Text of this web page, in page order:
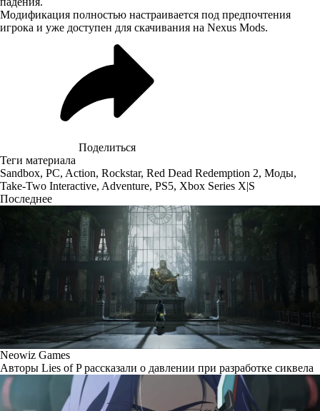
Модификация полностью настраивается под предпочтения
игрока и уже доступен для скачивания на Nexus Mods.
Поделиться
Теги материала
Sandbox, PC, Action, Rockstar, Red Dead Redemption 2, Моды,
Take-Two Interactive, Adventure, PS5, Xbox Series X|S
Последнее
Neowiz Games
Авторы Lies of P рассказали о давлении при разработке сиквела